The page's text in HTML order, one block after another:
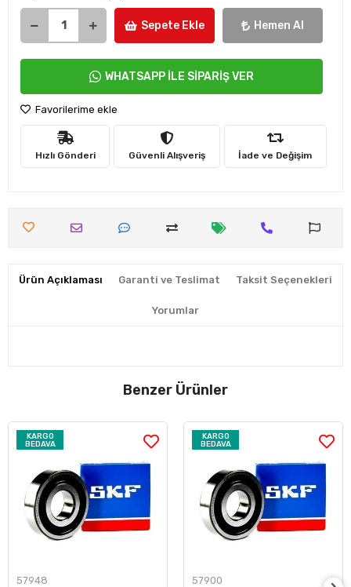
Sepete Ekle Hemen Al
WHATSAPP İLE SİPARİŞ VER
Favorilerime ekle
Hızlı Gönderi Güvenli Alışveriş İade ve Değişim
Ürün Açıklaması Garanti ve Teslimat Taksit Seçenekleri
Yorumlar
Benzer Ürünler
KARGO
BEDAVA
57948
KARGO
BEDAVA
57900